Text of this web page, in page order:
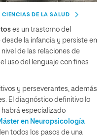
CIENCIAS DE LA SALUD
es un trastorno del
la infancia y persiste en
de las relaciones de
uso del lenguaje con fines
y perseverantes, además
El diagnóstico definitivo lo
habrá especializado
en Neuropsicología
todos los pasos de una